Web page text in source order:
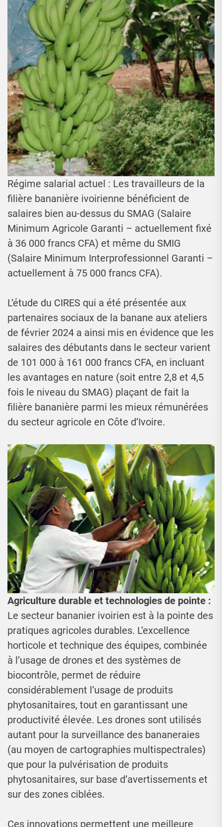
Régime salarial actuel : Les travailleurs de la
filière bananière ivoirienne bénéficient de
salaires bien au-dessus du SMAG (Salaire
Minimum Agricole Garanti – actuellement fixé
à 36 000 francs CFA) et même du SMIG
(Salaire Minimum Interprofessionnel Garanti –
actuellement à 75 000 francs CFA).
L’étude du CIRES qui a été présentée aux
partenaires sociaux de la banane aux ateliers
de février 2024 a ainsi mis en évidence que les
salaires des débutants dans le secteur varient
de 101 000 à 161 000 francs CFA, en incluant
les avantages en nature (soit entre 2,8 et 4,5
fois le niveau du SMAG) plaçant de fait la
filière bananière parmi les mieux rémunérées
du secteur agricole en Côte d’Ivoire.
Agriculture durable et technologies de pointe :
Le secteur bananier ivoirien est à la pointe des
pratiques agricoles durables. L’excellence
horticole et technique des équipes, combinée
à l’usage de drones et des systèmes de
biocontrôle, permet de réduire
considérablement l’usage de produits
phytosanitaires, tout en garantissant une
productivité élevée. Les drones sont utilisés
autant pour la surveillance des bananeraies
(au moyen de cartographies multispectrales)
que pour la pulvérisation de produits
phytosanitaires, sur base d’avertissements et
sur des zones ciblées.
Ces innovations permettent une meilleure